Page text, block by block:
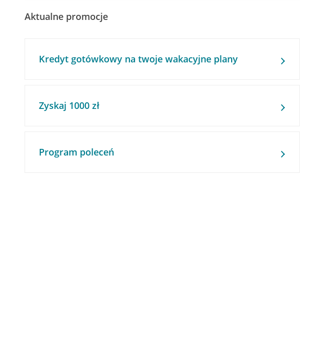
Aktualne promocje
Kredyt gotówkowy na twoje wakacyjne plany
Zyskaj 1000 zł
Program poleceń